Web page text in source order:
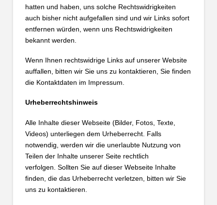
hatten und haben, uns solche Rechtswidrigkeiten
auch bisher nicht aufgefallen sind und wir Links sofort
entfernen würden, wenn uns Rechtswidrigkeiten
bekannt werden.
Wenn Ihnen rechtswidrige Links auf unserer Website
auffallen, bitten wir Sie uns zu kontaktieren, Sie finden
die Kontaktdaten im Impressum.
Urheberrechtshinweis
Alle Inhalte dieser Webseite (Bilder, Fotos, Texte,
Videos) unterliegen dem Urheberrecht. Falls
notwendig, werden wir die unerlaubte Nutzung von
Teilen der Inhalte unserer Seite rechtlich
verfolgen. Sollten Sie auf dieser Webseite Inhalte
finden, die das Urheberrecht verletzen, bitten wir Sie
uns zu kontaktieren.